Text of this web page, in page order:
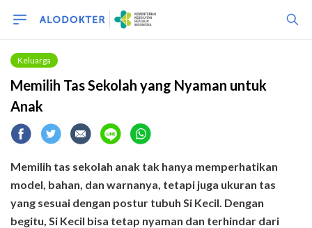
Keluarga
Memilih Tas Sekolah yang Nyaman untuk
Anak
Memilih tas sekolah anak tak hanya memperhatikan
model, bahan, dan warnanya, tetapi juga ukuran tas
yang sesuai dengan postur tubuh Si Kecil. Dengan
begitu, Si Kecil bisa tetap nyaman dan terhindar dari